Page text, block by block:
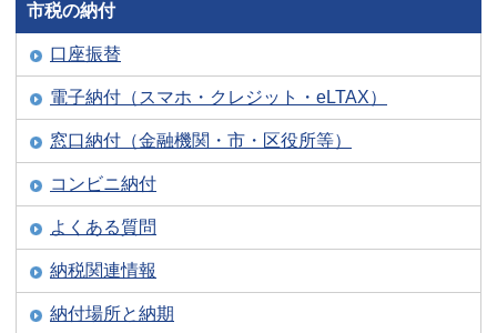
市税の納付
口座振替
電子納付（スマホ・クレジット・eLTAX）
窓口納付（金融機関・市・区役所等）
コンビニ納付
よくある質問
納税関連情報
納付場所と納期